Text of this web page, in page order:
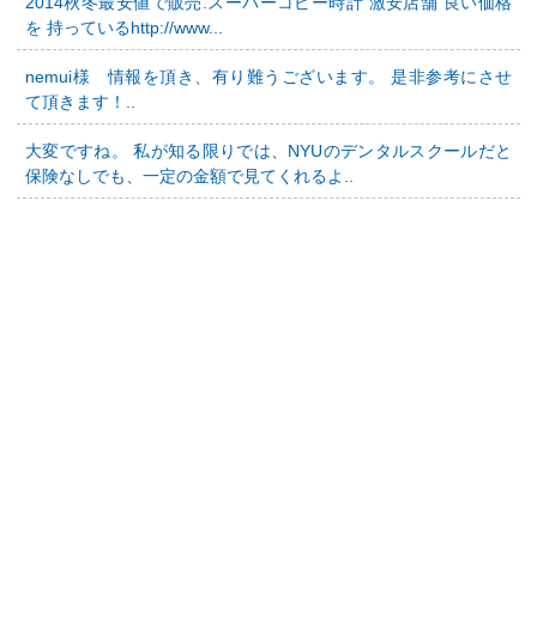
を 持っているhttp://www...
nemui様 情報を頂き、有り難うございます。 是非参考にさせ
て頂きます！..
大変ですね。 私が知る限りでは、NYUのデンタルスクールだと
保険なしでも、一定の金額で見てくれるよ..